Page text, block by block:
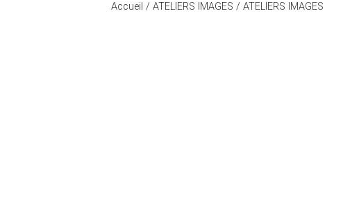
Accueil / ATELIERS IMAGES / ATELIERS IMAGES